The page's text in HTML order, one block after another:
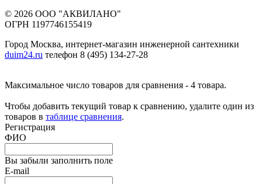
© 2026 ООО "АКВИЛАНО"
ОГРН 1197746155419
Город Москва, интернет-магазин инженерной сантехники
duim24.ru телефон 8 (495) 134-27-28
Максимальное число товаров для сравнения - 4 товара.
Чтобы добавить текущий товар к сравнению, удалите один из
товаров в таблице сравнения.
Регистрация
ФИО
Вы забыли заполнить поле
E-mail